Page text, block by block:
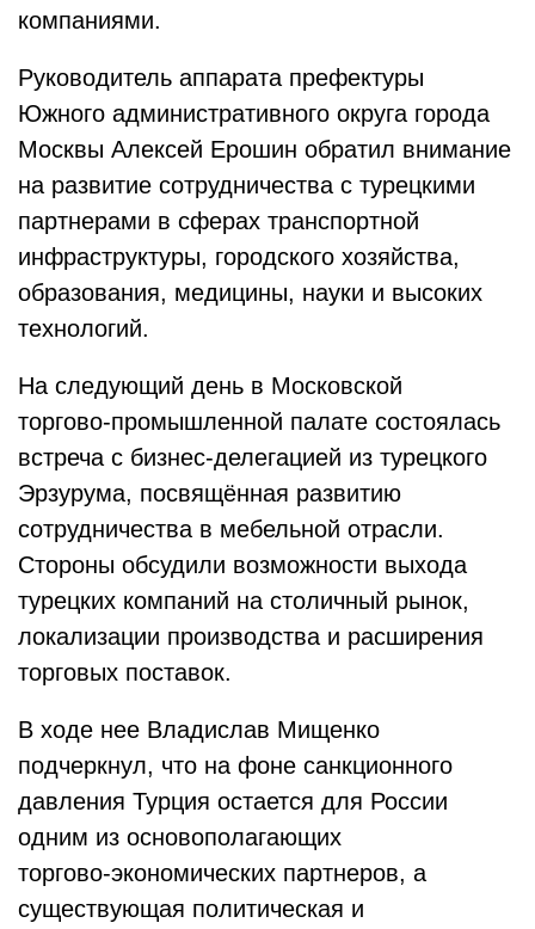
компаниями.
Руководитель аппарата префектуры
Южного административного округа города
Москвы Алексей Ерошин обратил внимание
на развитие сотрудничества с турецкими
партнерами в сферах транспортной
инфраструктуры, городского хозяйства,
образования, медицины, науки и высоких
технологий.
На следующий день в Московской
торгово‑промышленной палате состоялась
встреча с бизнес‑делегацией из турецкого
Эрзурума, посвящённая развитию
сотрудничества в мебельной отрасли.
Стороны обсудили возможности выхода
турецких компаний на столичный рынок,
локализации производства и расширения
торговых поставок.
В ходе нее Владислав Мищенко
подчеркнул, что на фоне санкционного
давления Турция остается для России
одним из основополагающих
торгово‑экономических партнеров, а
существующая политическая и